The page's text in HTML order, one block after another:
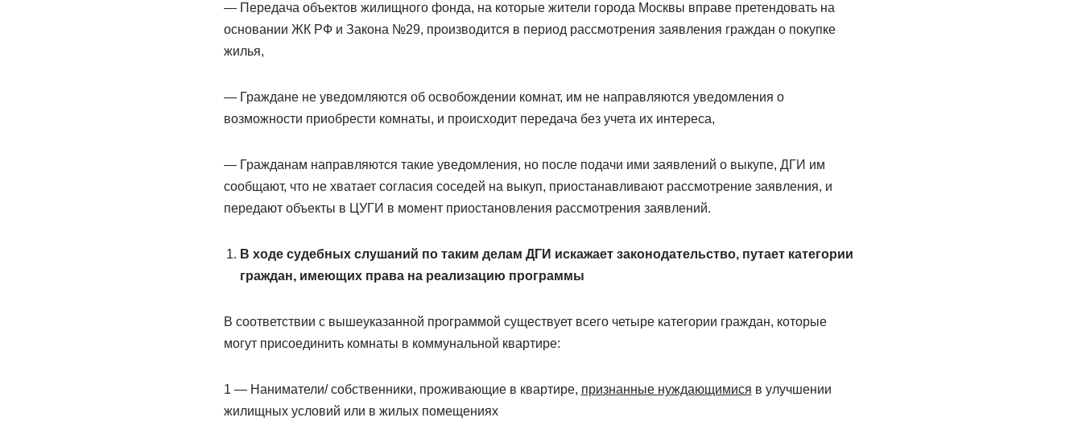
— Передача объектов жилищного фонда, на которые жители города Москвы вправе претендовать на
основании ЖК РФ и Закона №29, производится в период рассмотрения заявления граждан о покупке
жилья,
— Граждане не уведомляются об освобождении комнат, им не направляются уведомления о
возможности приобрести комнаты, и происходит передача без учета их интереса,
— Гражданам направляются такие уведомления, но после подачи ими заявлений о выкупе, ДГИ им
сообщают, что не хватает согласия соседей на выкуп, приостанавливают рассмотрение заявления, и
передают объекты в ЦУГИ в момент приостановления рассмотрения заявлений.
В ходе судебных слушаний по таким делам ДГИ искажает законодательство, путает категории
граждан, имеющих права на реализацию программы
В соответствии с вышеуказанной программой существует всего четыре категории граждан, которые
могут присоединить комнаты в коммунальной квартире:
1 — Наниматели/ собственники, проживающие в квартире, признанные нуждающимися в улучшении
жилищных условий или в жилых помещениях